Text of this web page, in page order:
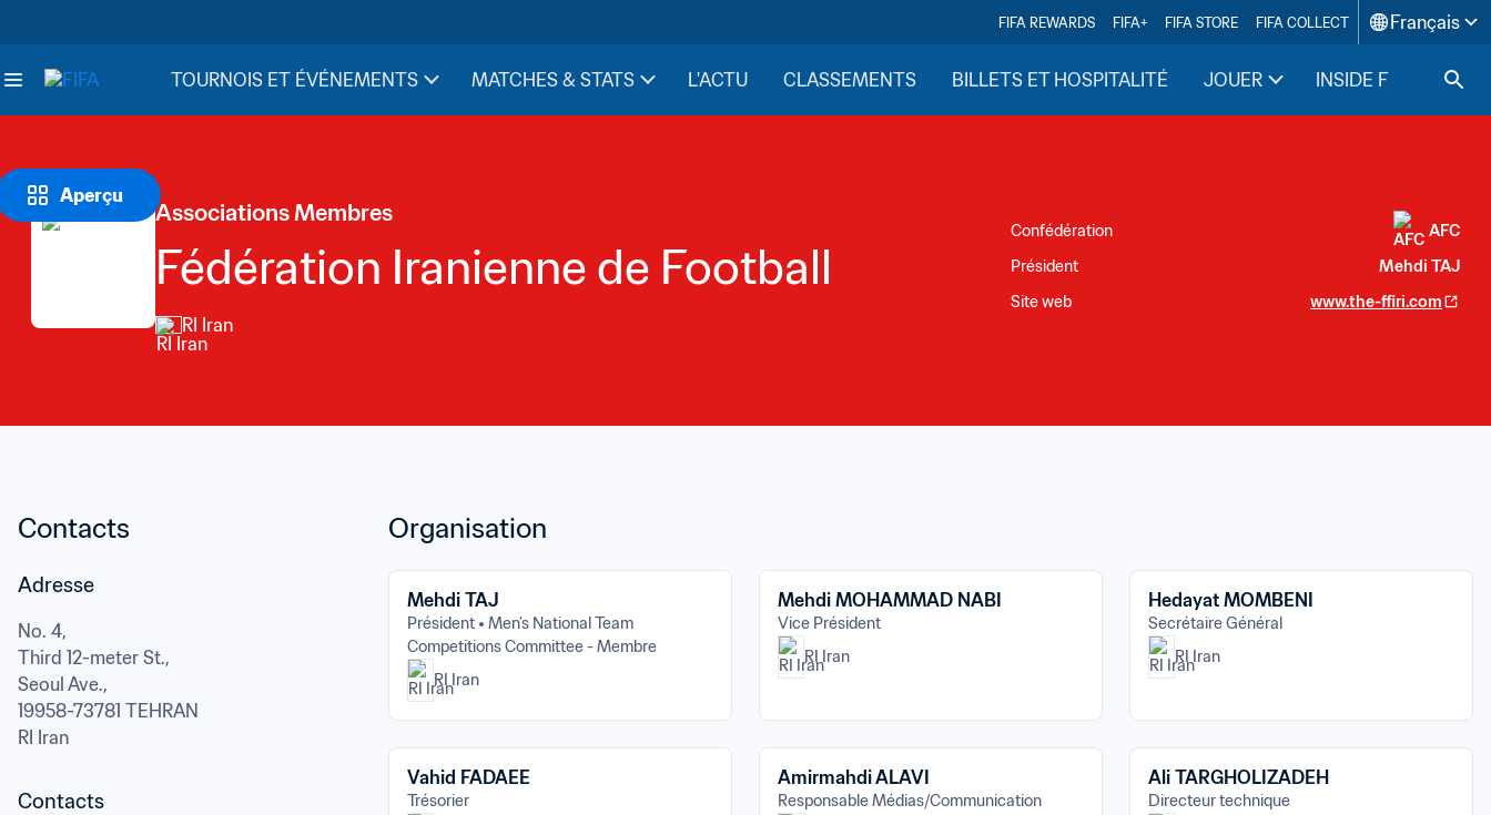
FIFA REWARDS FIFA+ FIFA STORE FIFA COLLECT Français
TOURNOIS ET ÉVÉNEMENTS MATCHES & STATS L'ACTU CLASSEMENTS BILLETS ET HOSPITALITÉ JOUER INSIDE FIFA
Aperçu
Associations Membres
Fédération Iranienne de Football
RI Iran
Confédération
AFC
Président
Mehdi TAJ
Site web
www.the-ffiri.com
Contacts
Adresse
No. 4,
Third 12-meter St.,
Seoul Ave.,
19958-73781 TEHRAN
RI Iran
Contacts
Organisation
Mehdi TAJ
Président
Men’s National Team
Competitions Committee - Membre
RI Iran
Mehdi MOHAMMAD NABI
Vice Président
RI Iran
Hedayat MOMBENI
Secrétaire Général
RI Iran
Vahid FADAEE
Trésorier
Amirmahdi ALAVI
Responsable Médias/Communication
Ali TARGHOLIZADEH
Directeur technique